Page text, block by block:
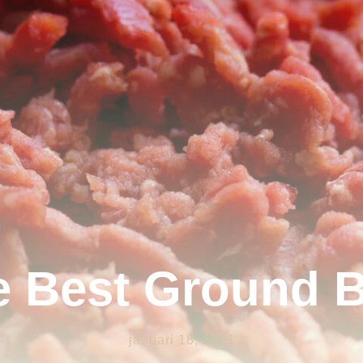
Best Ground
januari 18, 2021